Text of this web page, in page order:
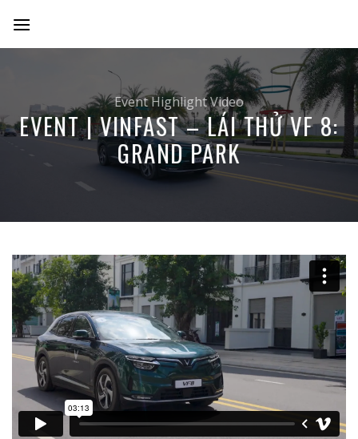
content
Event Highlight Video
EVENT | VINFAST – LÁI THỬ VF 8:
GRAND PARK